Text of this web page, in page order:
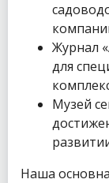
Журнал
для
Музей
Наша